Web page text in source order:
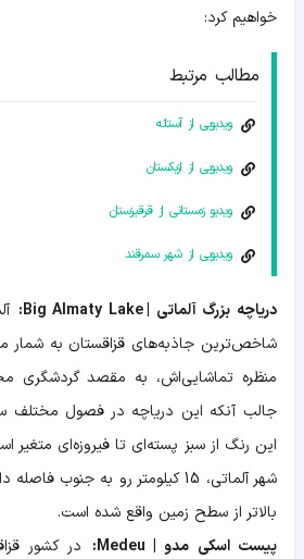
خواهیم کرد:
مطالب مرتبط
ویدیویی از آستانه
ویدیویی از ازبکستان
ویدیو زمستانی از قرقیزستان
ویدیویی از شهر سمرقند
دریاچه بزرگ آلماتی | Big Almaty Lake:
شاخص‌ترین جاذبه‌های قزاقستان به شمار
منظره تماشایی‌اش، به مقصد گردشگری
جالب آنکه این دریاچه در فصول
این رنگ از سبز پسته‌ای تا فیروزه‌ای متغیر
بالاتر از سطح زمین واقع شده است.
پیست اسکی مدو | Medeu:
در کشور